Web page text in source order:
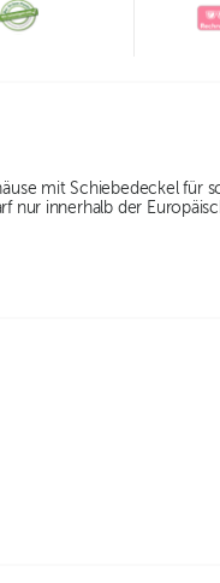
mit Schiebedeckel für
nur innerhalb der